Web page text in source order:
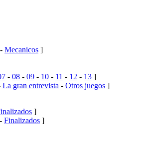
- Mecanicos ]
- 08 - 09 - 10 - 11 - 12 - 13 ]
La gran entrevista - Otros juegos ]
]
- Finalizados ]